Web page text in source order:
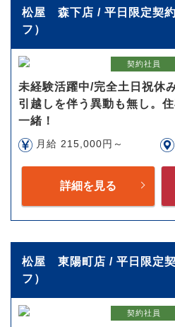
松屋 森下店 / 平日限定契
フ）
契約社員
未経験活躍中/完全土日祝休
引越しを伴う異動も無し。
一緒！
月給 215,000円～
詳細を見る
松屋 東陽町店 / 平日限定
フ）
契約社員